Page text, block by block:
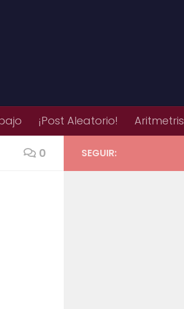
¡Post Aleatorio! Aritmetris
0 SEGUIR: